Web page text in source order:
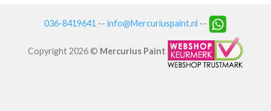
036-8419641 -- info@Mercuriuspaint.nl --
Copyright 2026 © Mercurius Paint